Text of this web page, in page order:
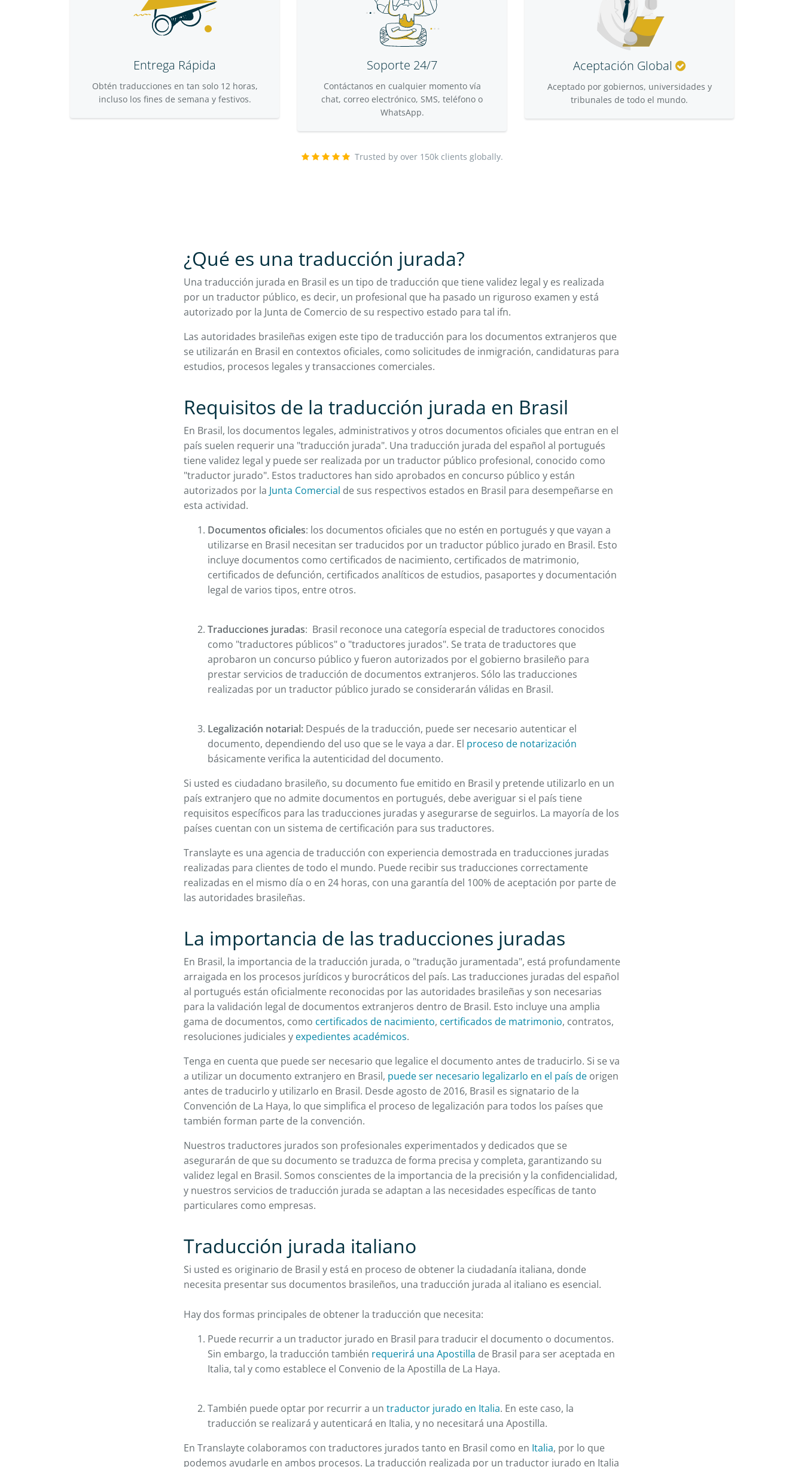
Entrega Rápida
Obtén traducciones en tan solo 12 horas,
incluso los fines de semana y festivos.
Soporte 24/7
Contáctanos en cualquier momento vía
chat, correo electrónico, SMS, teléfono o
WhatsApp.
Aceptación Global
Aceptado por gobiernos, universidades y
tribunales de todo el mundo.
Trusted by over 150k clients globally.
¿Qué es una traducción jurada?
Una traducción jurada en Brasil es un tipo de traducción que tiene validez legal y es realizada
por un traductor público, es decir, un profesional que ha pasado un riguroso examen y está
autorizado por la Junta de Comercio de su respectivo estado para tal ifn.
Las autoridades brasileñas exigen este tipo de traducción para los documentos extranjeros que
se utilizarán en Brasil en contextos oficiales, como solicitudes de inmigración, candidaturas para
estudios, procesos legales y transacciones comerciales.
Requisitos de la traducción jurada en Brasil
En Brasil, los documentos legales, administrativos y otros documentos oficiales que entran en el
país suelen requerir una "traducción jurada". Una traducción jurada del español al portugués
tiene validez legal y puede ser realizada por un traductor público profesional, conocido como
"traductor jurado". Estos traductores han sido aprobados en concurso público y están
autorizados por la Junta Comercial de sus respectivos estados en Brasil para desempeñarse en
esta actividad.
Documentos oficiales: los documentos oficiales que no estén en portugués y que vayan a
utilizarse en Brasil necesitan ser traducidos por un traductor público jurado en Brasil. Esto
incluye documentos como certificados de nacimiento, certificados de matrimonio,
certificados de defunción, certificados analíticos de estudios, pasaportes y documentación
legal de varios tipos, entre otros.
Traducciones juradas: Brasil reconoce una categoría especial de traductores conocidos
como "traductores públicos" o "traductores jurados". Se trata de traductores que
aprobaron un concurso público y fueron autorizados por el gobierno brasileño para
prestar servicios de traducción de documentos extranjeros. Sólo las traducciones
realizadas por un traductor público jurado se considerarán válidas en Brasil.
Legalización notarial: Después de la traducción, puede ser necesario autenticar el
documento, dependiendo del uso que se le vaya a dar. El proceso de notarización
básicamente verifica la autenticidad del documento.
Si usted es ciudadano brasileño, su documento fue emitido en Brasil y pretende utilizarlo en un
país extranjero que no admite documentos en portugués, debe averiguar si el país tiene
requisitos específicos para las traducciones juradas y asegurarse de seguirlos. La mayoría de los
países cuentan con un sistema de certificación para sus traductores.
Translayte es una agencia de traducción con experiencia demostrada en traducciones juradas
realizadas para clientes de todo el mundo. Puede recibir sus traducciones correctamente
realizadas en el mismo día o en 24 horas, con una garantía del 100% de aceptación por parte de
las autoridades brasileñas.
La importancia de las traducciones juradas
En Brasil, la importancia de la traducción jurada, o "tradução juramentada", está profundamente
arraigada en los procesos jurídicos y burocráticos del país. Las traducciones juradas del español
al portugués están oficialmente reconocidas por las autoridades brasileñas y son necesarias
para la validación legal de documentos extranjeros dentro de Brasil. Esto incluye una amplia
gama de documentos, como certificados de nacimiento, certificados de matrimonio, contratos,
resoluciones judiciales y expedientes académicos.
Tenga en cuenta que puede ser necesario que legalice el documento antes de traducirlo. Si se va
a utilizar un documento extranjero en Brasil, puede ser necesario legalizarlo en el país de origen
antes de traducirlo y utilizarlo en Brasil. Desde agosto de 2016, Brasil es signatario de la
Convención de La Haya, lo que simplifica el proceso de legalización para todos los países que
también forman parte de la convención.
Nuestros traductores jurados son profesionales experimentados y dedicados que se
asegurarán de que su documento se traduzca de forma precisa y completa, garantizando su
validez legal en Brasil. Somos conscientes de la importancia de la precisión y la confidencialidad,
y nuestros servicios de traducción jurada se adaptan a las necesidades específicas de tanto
particulares como empresas.
Traducción jurada italiano
Si usted es originario de Brasil y está en proceso de obtener la ciudadanía italiana, donde
necesita presentar sus documentos brasileños, una traducción jurada al italiano es esencial.
Hay dos formas principales de obtener la traducción que necesita:
Puede recurrir a un traductor jurado en Brasil para traducir el documento o documentos.
Sin embargo, la traducción también requerirá una Apostilla de Brasil para ser aceptada en
Italia, tal y como establece el Convenio de la Apostilla de La Haya.
También puede optar por recurrir a un traductor jurado en Italia. En este caso, la
traducción se realizará y autenticará en Italia, y no necesitará una Apostilla.
En Translayte colaboramos con traductores jurados tanto en Brasil como en Italia, por lo que
podemos ayudarle en ambos procesos. La traducción realizada por un traductor jurado en Italia